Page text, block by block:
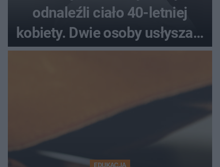
odnaleźli ciało 40-letniej
kobiety. Dwie osoby usłyszały
zarzut zabójstwa
EDUKACJA